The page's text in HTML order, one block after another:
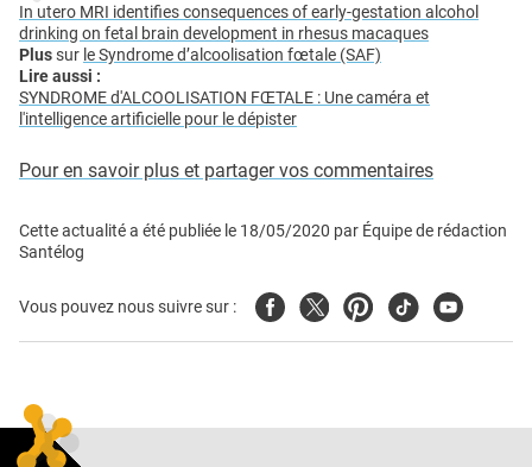
In utero MRI identifies consequences of early-gestation alcohol
drinking on fetal brain development in rhesus macaques
Plussur le Syndrome d’alcoolisation fœtale (SAF)
Lire aussi :
SYNDROME d'ALCOOLISATION FŒTALE : Une caméra et
l'intelligence artificielle pour le dépister
Pour en savoir plus et partager vos commentaires
Cette actualité a été publiée le 18/05/2020 par Équipe de rédaction
Santélog
Vous pouvez nous suivre sur : FacebookTwitterPinterest
TiktokYoutube